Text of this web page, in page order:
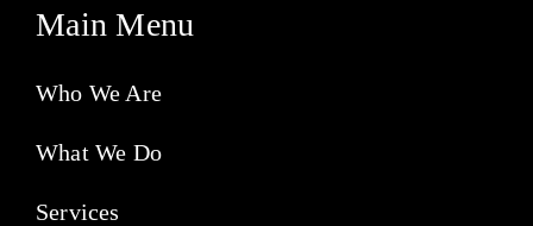
Main Menu
Who We Are
What We Do
Services